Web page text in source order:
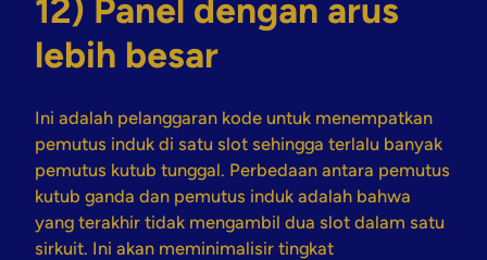
12) Panel dengan arus
lebih besar
Ini adalah pelanggaran kode untuk menempatkan
pemutus induk di satu slot sehingga terlalu banyak
pemutus kutub tunggal. Perbedaan antara pemutus
kutub ganda dan pemutus induk adalah bahwa
yang terakhir tidak mengambil dua slot dalam satu
sirkuit. Ini akan meminimalisir tingkat